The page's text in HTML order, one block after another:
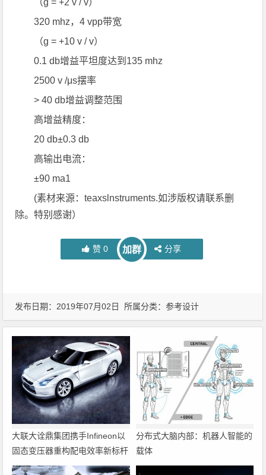
320 mhz，4 vpp带宽
（g = +10 v / v）
0.1 db增益平坦度达到135 mhz
2500 v /μs摆率
> 40 db增益调整范围
高增益精度：
20 db±0.3 db
高输出电流：
±90 ma1
(素材来源：teaxslnstruments.如涉版权请联系删
除。特别感谢）
赞 0 加群 分享
发布日期：2019年07月02日 所属分类：参考设计
大联大诠鼎集团携手Infineon以
固态变压器重构配电效率新标杆
分布式大脑内部：机器人智能的
载体